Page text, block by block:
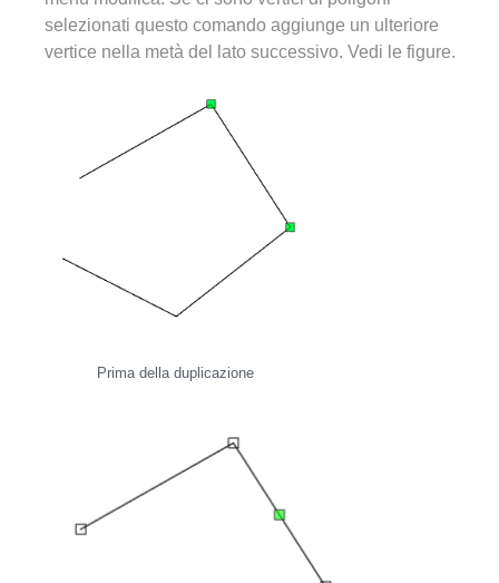
selezionati questo comando aggiunge un ulteriore
vertice nella metà del lato successivo. Vedi le figure.
Prima della duplicazione